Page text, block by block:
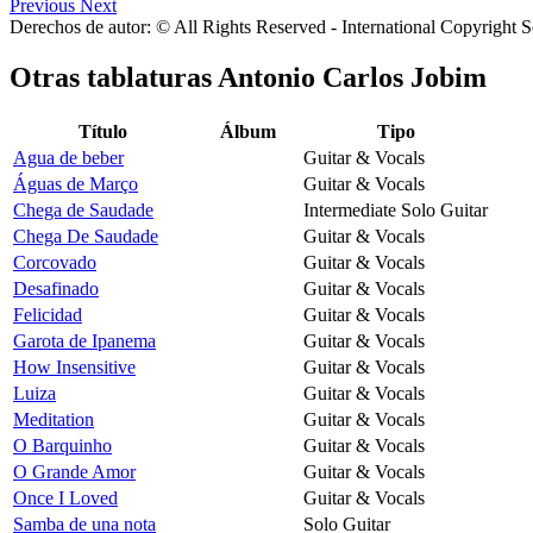
Previous Next
Derechos de autor: © All Rights Reserved - International Copyright
Otras tablaturas Antonio Carlos Jobim
Título Álbum
Tipo
Agua de beber
Guitar & Vocals
Águas de Março
Guitar & Vocals
Chega de Saudade
Intermediate Solo Guitar
Chega De Saudade
Guitar & Vocals
Corcovado
Guitar & Vocals
Desafinado
Guitar & Vocals
Felicidad
Guitar & Vocals
Garota de Ipanema
Guitar & Vocals
How Insensitive
Guitar & Vocals
Luiza
Guitar & Vocals
Meditation
Guitar & Vocals
O Barquinho
Guitar & Vocals
O Grande Amor
Guitar & Vocals
Once I Loved
Guitar & Vocals
Samba de una nota
Solo Guitar